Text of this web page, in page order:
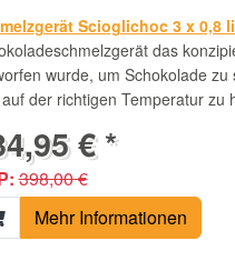
Scioglichoc 3 x 0,8
das
wurde, um Schokolade zu
der richtigen Temperatur zu
€ *
398,00 €
Mehr Informationen